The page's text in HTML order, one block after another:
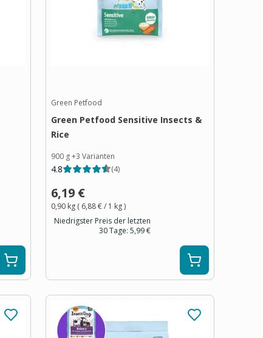
Green Petfood
Green Petfood Sensitive Insects &
Rice
900 g+3 Varianten
4.8 (4)
6,19 €
0,90 kg ( 6,88 €/ 1 kg)
Niedrigster Preis der letzten
30 Tage: 5,99 €